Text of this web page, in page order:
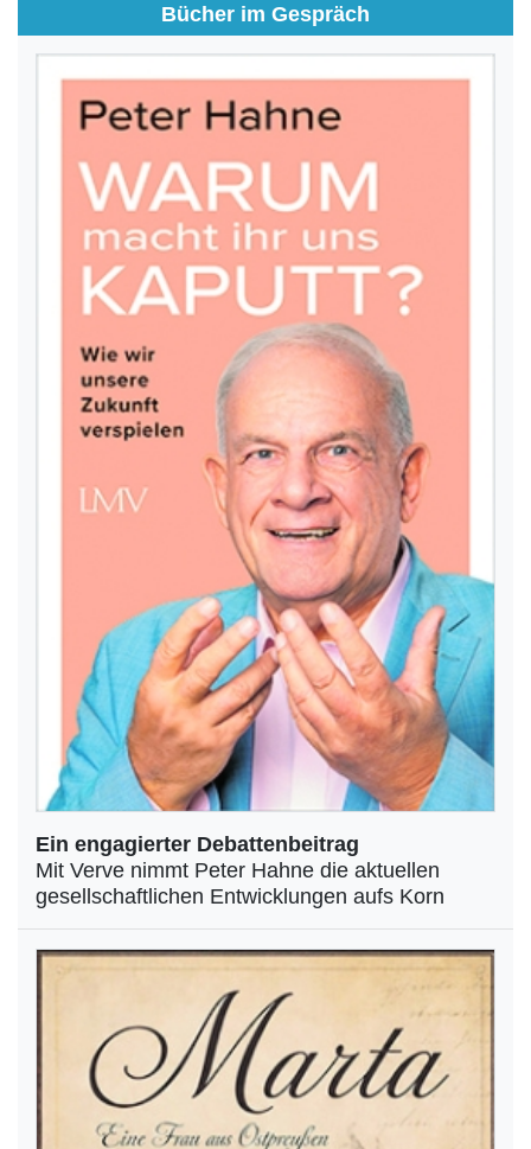
Bücher im Gespräch
Ein engagierter Debattenbeitrag
Mit Verve nimmt Peter Hahne die aktuellen
gesellschaftlichen Entwicklungen aufs Korn